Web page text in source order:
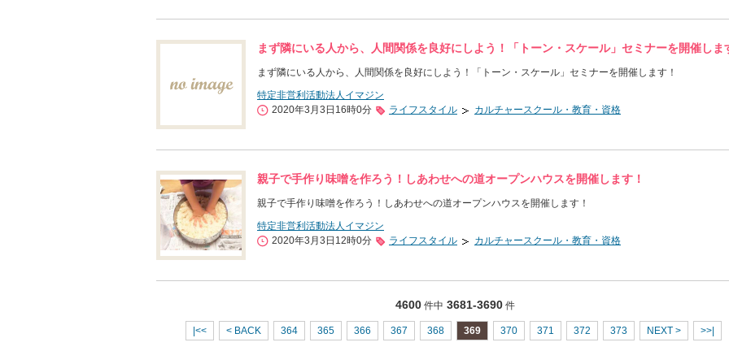
まず隣にいる人から、人間関係を良好にしよう！「トーン・スケール」セミナーを開催しま
まず隣にいる人から、人間関係を良好にしよう！「トーン・スケール」セミナーを開催します！
特定非営利活動法人イマジン
2020年3月3日16時0分
ライフスタイル カルチャースクール・教育・資格
親子で手作り味噌を作ろう！しあわせへの道オープンハウスを開催します！
親子で手作り味噌を作ろう！しあわせへの道オープンハウスを開催します！
特定非営利活動法人イマジン
2020年3月3日12時0分
ライフスタイル カルチャースクール・教育・資格
4600件中 3681-3690件
|<< < BACK 364 365 366 367 368 369 370 371 372 373 NEXT > >>|